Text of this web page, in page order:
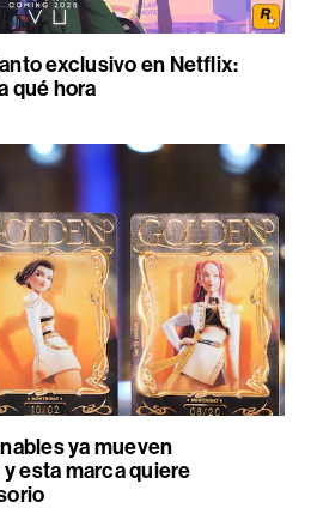
exclusivo en Netflix:
qué hora
ya mueven
esta marca quiere